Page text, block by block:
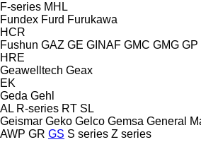
F-series MHL
Fundex Furd Furukawa
HCR
Fushun GAZ GE GINAF GMC GMG GP
HRE
Geawelltech Geax
EK
Geda Gehl
AL R-series RT SL
Geismar Geko Gelco Gemsa General
AWP GR GS S series Z series